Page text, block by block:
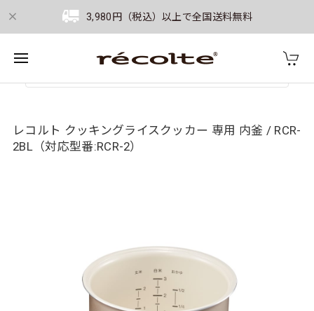
3,980円（税込）以上で全国送料無料
レコルト クッキングライスクッカー 専用 内釜 / RCR-
2BL（対応型番:RCR-2）